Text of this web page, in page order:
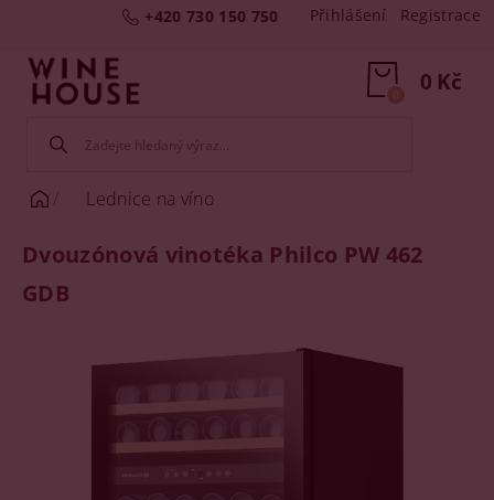
+420 730 150 750 Přihlášení Registrace
0 Kč
0
Lednice na víno
Dvouzónová vinotéka Philco PW 462
GDB